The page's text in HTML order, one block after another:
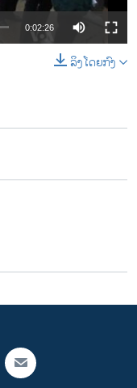
0:02:26
ລິງໂດຍກົງ